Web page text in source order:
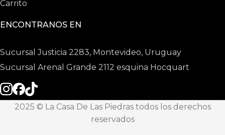
Carrito
ENCONTRANOS EN
Sucursal Justicia 2283, Montevideo, Uruguay
Sucursal Arenal Grande 2112 esquina Hocquart
2025 © La Casa De Las Piedras todos los derechos
reservados